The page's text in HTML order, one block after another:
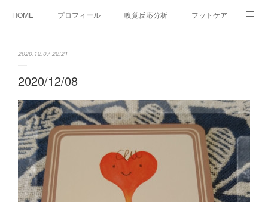
HOME プロフィール 嗅覚反応分析 フットケア
2020.12.07 22:21
2020/12/08